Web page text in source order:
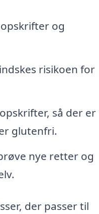
og
risikoen for
så der er
glutenfri.
nye retter og
der passer til